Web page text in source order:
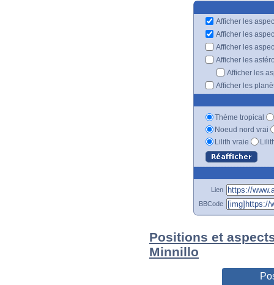
Afficher les
Afficher les
Afficher les
Afficher les
Afficher les
Afficher les
Thème tropical
Noeud nord vrai
Lilith vraie
Lien
BBCode
Positions et
Minnillo